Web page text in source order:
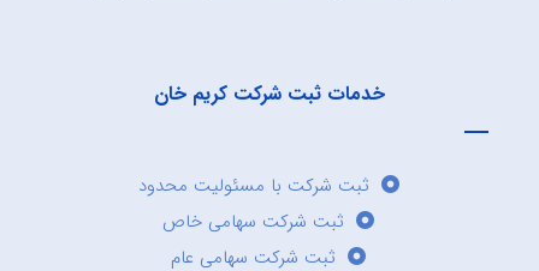
خدمات ثبت شرکت کریم خان
ثبت شرکت با مسئولیت محدود
ثبت شرکت سهامی خاص
ثبت شرکت سهامی عام